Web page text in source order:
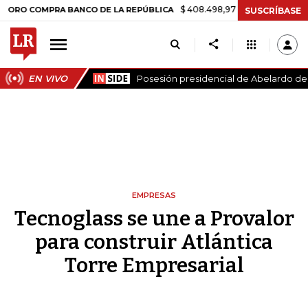
BANCO DE LA REPÚBLICA $ 408.498,97 +$ 8.753,81 +2,19%
SUSCRÍBASE
EN VIVO Posesión presidencial de Abelardo de
EMPRESAS
Tecnoglass se une a Provalor
para construir Atlántica
Torre Empresarial